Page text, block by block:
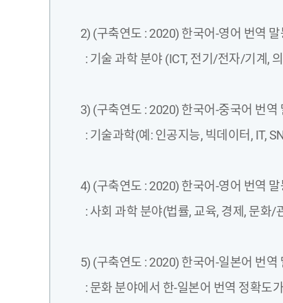
2) (구축연도 : 2020) 한국어-영어 번역
: 기술 과학 분야 (ICT, 전기/전자/기계,
3) (구축연도 : 2020) 한국어-중국어 번역
: 기술과학(예: 인공지능, 빅데이터, IT,
4) (구축연도 : 2020) 한국어-영어 번역
: 사회 과학 분야(법률, 교육, 경제, 문화
5) (구축연도 : 2020) 한국어-일본어 번역
: 문화 분야에서 한-일본어 번역 정확도